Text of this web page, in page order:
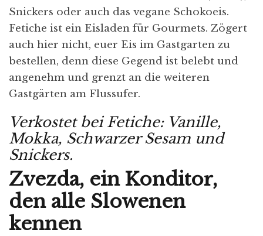
Snickers oder auch das vegane Schokoeis.
Fetiche ist ein Eisladen für Gourmets. Zögert
auch hier nicht, euer Eis im Gastgarten zu
bestellen, denn diese Gegend ist belebt und
angenehm und grenzt an die weiteren
Gastgärten am Flussufer.
Verkostet bei Fetiche: Vanille,
Mokka, Schwarzer Sesam und
Snickers.
Zvezda, ein Konditor,
den alle Slowenen
kennen